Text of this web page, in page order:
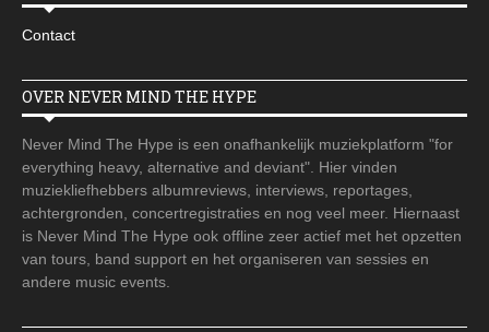
Contact
OVER NEVER MIND THE HYPE
Never Mind The Hype is een onafhankelijk muziekplatform "for
everything heavy, alternative and deviant". Hier vinden
muziekliefhebbers albumreviews, interviews, reportages,
achtergronden, concertregistraties en nog veel meer. Hiernaast
is Never Mind The Hype ook offline zeer actief met het opzetten
van tours, band support en het organiseren van sessies en
andere music events.